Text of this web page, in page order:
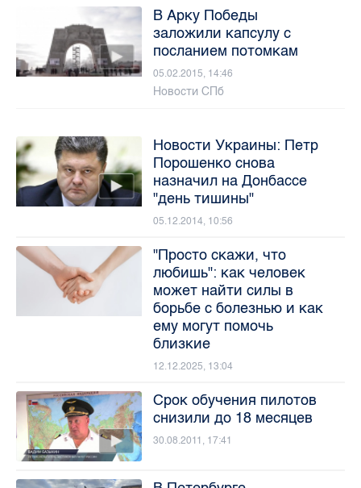
В Арку Победы
заложили капсулу с
посланием потомкам
05.02.2015, 14:46
Новости СПб
Новости Украины: Петр
Порошенко снова
назначил на Донбассе
"день тишины"
05.12.2014, 10:56
"Просто скажи, что
любишь": как человек
может найти силы в
борьбе с болезнью и как
ему могут помочь
близкие
12.12.2025, 13:04
Срок обучения пилотов
снизили до 18 месяцев
30.08.2011, 17:41